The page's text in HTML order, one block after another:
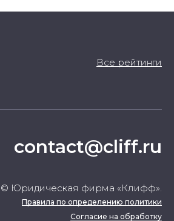
Все рейтинги
contact@cliff.ru
© Юридическая фирма «Клифф».
Правила по определению политики
Согласие на обработку